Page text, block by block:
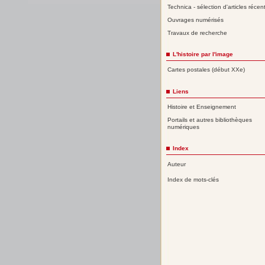
Technica - sélection d'articles
Ouvrages numérisés
Travaux de recherche
L'histoire par l'image
Cartes postales (début XXe)
Liens
Histoire et Enseignement
Portails et autres bibliothèques
numériques
Index
Auteur
Index de mots-clés